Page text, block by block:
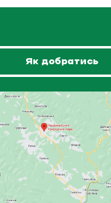
Як добратись